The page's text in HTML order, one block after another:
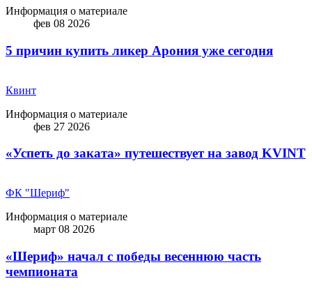
Информация о материале
фев 08 2026
5 причин купить ликep Арония уже сегодня
Квинт
Информация о материале
фев 27 2026
«Успеть до заката» путешествует на завод KVINT
ФК "Шериф"
Информация о материале
март 08 2026
«Шериф» начал с победы весеннюю часть
чемпионата